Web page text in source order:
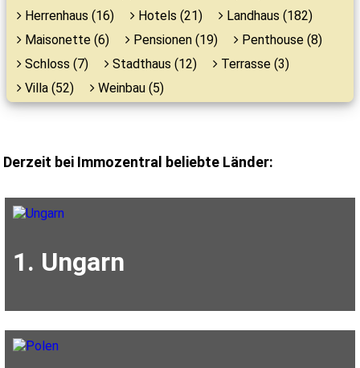
Herrenhaus (16)
Hotels (21)
Landhaus (182)
Maisonette (6)
Pensionen (19)
Penthouse (8)
Schloss (7)
Stadthaus (12)
Terrasse (3)
Villa (52)
Weinbau (5)
Derzeit bei Immozentral beliebte Länder:
1. Ungarn